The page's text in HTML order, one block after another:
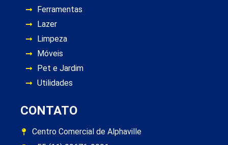
Ferramentas
Lazer
Limpeza
Móveis
Pet e Jardim
Utilidades
CONTATO
Centro Comercial de Alphaville